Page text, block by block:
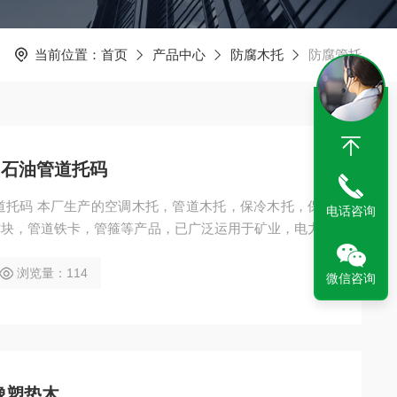
当前位置： 首页 产品中心 防腐木托 防腐管托
油管道托码
，管道铁卡，管箍等产品，已广泛运用于矿业，电力、
浏览量：114
电话咨询
微信咨询